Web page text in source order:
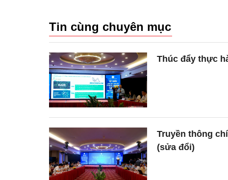
Tin cùng chuyên mục
Thúc đẩy thực
Truyền thông
(sửa đổi)